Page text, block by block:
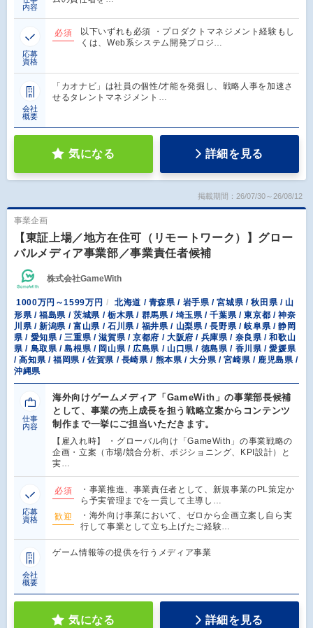
内容
応募
資格
必須
以下いずれも必須 ・プロダクトマネジメント経験もし
くは、Web系システム開発プロジ…
会社
概要
「カオナビ」は社員の個性/才能を発掘し、戦略人事を加速さ
せるタレントマネジメント…
気になる 詳細を見る
掲載期間：26/07/30～26/08/12
事業企画
【東証上場／地方在住可（リモートワーク）】グロー
バルメディア事業部／事業責任者候補
株式会社GameWith
1000万円～1599万円
北海道 / 青森県 / 岩手県 / 宮城県 / 秋田県 / 山
形県 / 福島県 / 茨城県 / 栃木県 / 群馬県 / 埼玉県 / 千葉県 / 東京都 / 神奈
川県 / 新潟県 / 富山県 / 石川県 / 福井県 / 山梨県 / 長野県 / 岐阜県 / 静岡
県 / 愛知県 / 三重県 / 滋賀県 / 京都府 / 大阪府 / 兵庫県 / 奈良県 / 和歌山
県 / 鳥取県 / 島根県 / 岡山県 / 広島県 / 山口県 / 徳島県 / 香川県 / 愛媛県
/ 高知県 / 福岡県 / 佐賀県 / 長崎県 / 熊本県 / 大分県 / 宮崎県 / 鹿児島県 /
沖縄県
仕事
内容
海外向けゲームメディア「GameWith」の事業部長候補
として、事業の売上成長を担う戦略立案からコンテンツ
制作まで一挙にご担当いただきます。
【雇入れ時】 ・グローバル向け「GameWith」の事業戦略の
企画・立案（市場/競合分析、ポジショニング、KPI設計）と
実…
応募
資格
必須
・事業推進、事業責任者として、新規事業のPL策定か
ら予実管理までを一貫して主導し…
歓迎
・海外向け事業において、ゼロから企画立案し自ら実
行して事業として立ち上げたご経験…
会社
概要
ゲーム情報等の提供を行うメディア事業
気になる 詳細を見る